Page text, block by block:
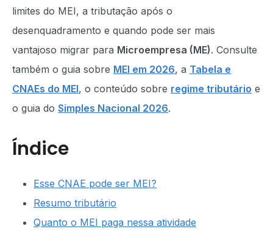
limites do MEI, a tributação após o
desenquadramento e quando pode ser mais
vantajoso migrar para Microempresa (ME). Consulte
também o guia sobre MEI em 2026, a Tabela e
CNAEs do MEI, o conteúdo sobre regime tributário e
o guia do Simples Nacional 2026.
Índice
Esse CNAE pode ser MEI?
Resumo tributário
Quanto o MEI paga nessa atividade